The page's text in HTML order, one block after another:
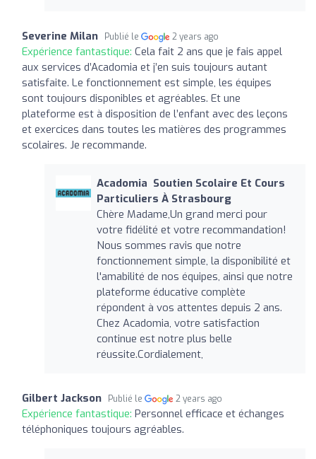
Severine Milan Publié le 2 years ago
Expérience fantastique: Cela fait 2 ans que je fais appel
aux services d’Acadomia et j’en suis toujours autant
satisfaite. Le fonctionnement est simple, les équipes
sont toujours disponibles et agréables. Et une
plateforme est à disposition de l’enfant avec des leçons
et exercices dans toutes les matières des programmes
scolaires. Je recommande.
Acadomia ‍ Soutien Scolaire Et Cours
Particuliers À Strasbourg
Chère Madame,Un grand merci pour
votre fidélité et votre recommandation!
Nous sommes ravis que notre
fonctionnement simple, la disponibilité et
l'amabilité de nos équipes, ainsi que notre
plateforme éducative complète
répondent à vos attentes depuis 2 ans.
Chez Acadomia, votre satisfaction
continue est notre plus belle
réussite.Cordialement,
Gilbert Jackson Publié le 2 years ago
Expérience fantastique: Personnel efficace et échanges
téléphoniques toujours agréables.